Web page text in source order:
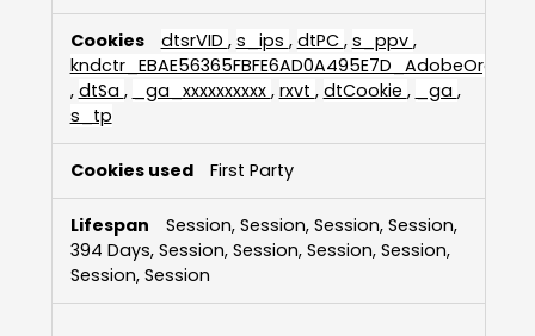
dtsrVID , s_ips , dtPC , s_ppv ,
, dtSa , _ga_xxxxxxxxxx , rxvt , dtCookie , _ga ,
s_tp
First Party
Session, Session, Session, Session,
394 Days, Session, Session, Session, Session,
Session, Session